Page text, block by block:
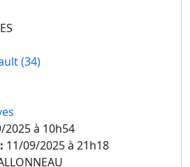
(34)
2025 à 10h54
11/09/2025 à 21h18